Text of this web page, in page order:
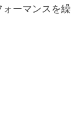
ォーマンスを繰